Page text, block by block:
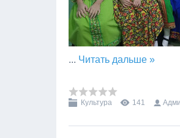
... Читать дальше »
Культура 141